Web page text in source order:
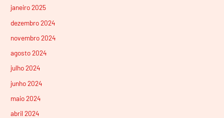
janeiro 2025
dezembro 2024
novembro 2024
agosto 2024
julho 2024
junho 2024
maio 2024
abril 2024